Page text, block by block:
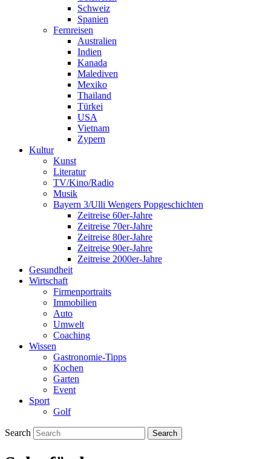
Schweiz
Spanien
Fernreisen
Australien
Indien
Kanada
Malediven
Mexiko
Thailand
Türkei
USA
Vietnam
Zypern
Kultur
Kunst
Literatur
TV/Kino/Radio
Musik
Bayern 3/Ulli Wengers Popgeschichten
Zeitreise 60er-Jahre
Zeitreise 70er-Jahre
Zeitreise 80er-Jahre
Zeitreise 90er-Jahre
Zeitreise 2000er-Jahre
Gesundheit
Wirtschaft
Firmenportraits
Immobilien
Auto
Umwelt
Coaching
Wissen
Gastronomie-Tipps
Kochen
Garten
Event
Sport
Golf
Search